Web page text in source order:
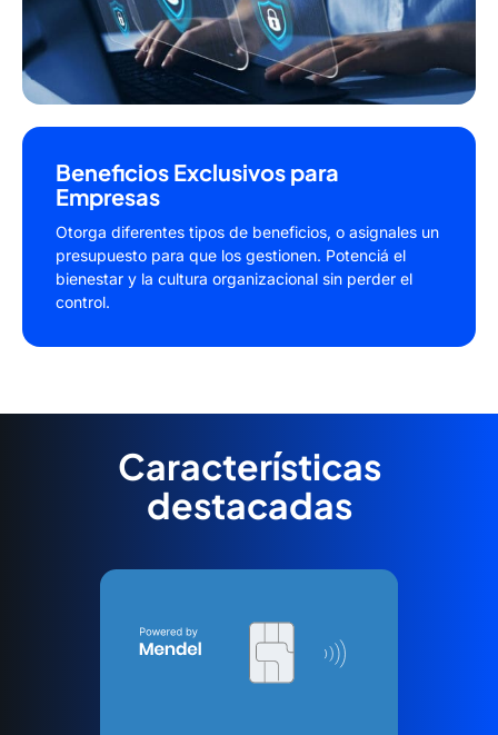
tarjeta.
Eliminación de procesos manuales que pueden
conducir a errores.
Beneficios Exclusivos para
Empresas
Otorga diferentes tipos de beneficios, o asignales un
presupuesto para que los gestionen. Potenciá el
bienestar y la cultura organizacional sin perder el
control.
Características
destacadas